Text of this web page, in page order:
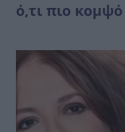
ό,τι πιο κομψό